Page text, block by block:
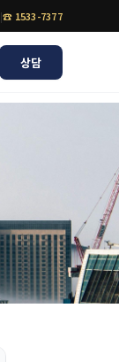
|☎ 1533-7377
상담